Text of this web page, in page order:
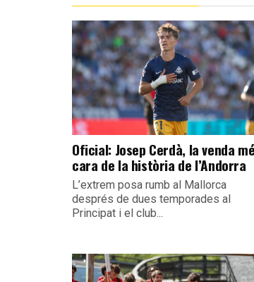
Oficial: Josep Cerdà, la venda
cara de la història de l’Andorra
L’extrem posa rumb al Mallorca
després de dues temporades al
Principat i el club...